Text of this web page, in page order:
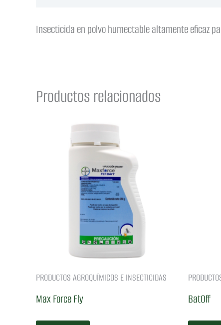
Insecticida en polvo humectable altamente eficaz
Productos relacionados
PRODUCTOS AGROQUÍMICOS E INSECTICIDAS
Max Force Fly BatOff